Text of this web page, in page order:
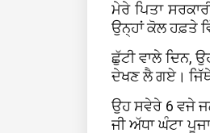
ਮੇਰੇ ਪਿਤਾ
ਉਨ੍ਹਾਂ ਕੋਲ ਹਫ਼ਤੇ
ਛੁੱਟੀ ਵਾਲੇ ਦਿਨ,
ਦੇਖਣ ਲੈ ਗਏ।
ਉਹ ਸਵੇਰੇ 6 ਵਜੇ
ਜੀ ਅੱਧਾ ਘੰਟਾ